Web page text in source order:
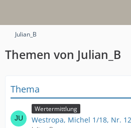
Julian_B
Themen von Julian_B
Thema
Wertermittlung
Westropa, Michel 1/18, Nr.